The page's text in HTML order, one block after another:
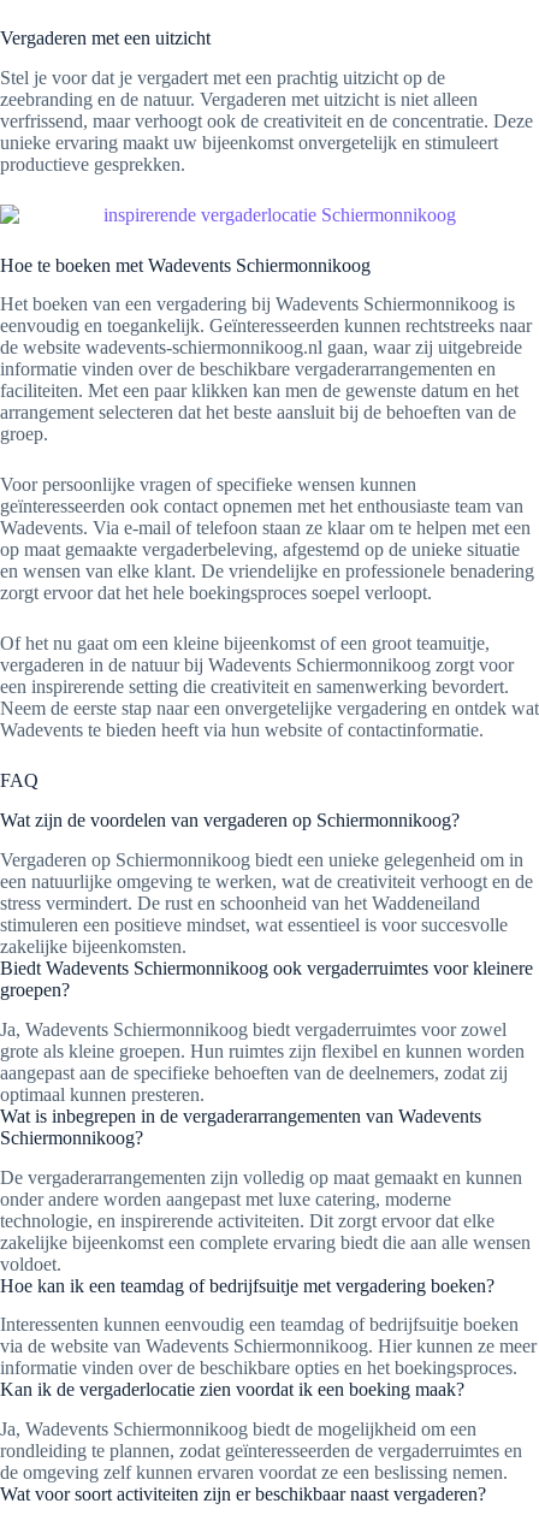
Vergaderen met een uitzicht
Stel je voor dat je vergadert met een prachtig uitzicht op de
zeebranding en de natuur. Vergaderen met uitzicht is niet alleen
verfrissend, maar verhoogt ook de creativiteit en de concentratie. Deze
unieke ervaring maakt uw bijeenkomst onvergetelijk en stimuleert
productieve gesprekken.
Hoe te boeken met Wadevents Schiermonnikoog
Het boeken van een vergadering bij Wadevents Schiermonnikoog is
eenvoudig en toegankelijk. Geïnteresseerden kunnen rechtstreeks naar
de website wadevents-schiermonnikoog.nl gaan, waar zij uitgebreide
informatie vinden over de beschikbare vergaderarrangementen en
faciliteiten. Met een paar klikken kan men de gewenste datum en het
arrangement selecteren dat het beste aansluit bij de behoeften van de
groep.
Voor persoonlijke vragen of specifieke wensen kunnen
geïnteresseerden ook contact opnemen met het enthousiaste team van
Wadevents. Via e-mail of telefoon staan ze klaar om te helpen met een
op maat gemaakte vergaderbeleving, afgestemd op de unieke situatie
en wensen van elke klant. De vriendelijke en professionele benadering
zorgt ervoor dat het hele boekingsproces soepel verloopt.
Of het nu gaat om een kleine bijeenkomst of een groot teamuitje,
vergaderen in de natuur bij Wadevents Schiermonnikoog zorgt voor
een inspirerende setting die creativiteit en samenwerking bevordert.
Neem de eerste stap naar een onvergetelijke vergadering en ontdek wat
Wadevents te bieden heeft via hun website of contactinformatie.
FAQ
Wat zijn de voordelen van vergaderen op Schiermonnikoog?
Vergaderen op Schiermonnikoog biedt een unieke gelegenheid om in
een natuurlijke omgeving te werken, wat de creativiteit verhoogt en de
stress vermindert. De rust en schoonheid van het Waddeneiland
stimuleren een positieve mindset, wat essentieel is voor succesvolle
zakelijke bijeenkomsten.
Biedt Wadevents Schiermonnikoog ook vergaderruimtes voor kleinere
groepen?
Ja, Wadevents Schiermonnikoog biedt vergaderruimtes voor zowel
grote als kleine groepen. Hun ruimtes zijn flexibel en kunnen worden
aangepast aan de specifieke behoeften van de deelnemers, zodat zij
optimaal kunnen presteren.
Wat is inbegrepen in de vergaderarrangementen van Wadevents
Schiermonnikoog?
De vergaderarrangementen zijn volledig op maat gemaakt en kunnen
onder andere worden aangepast met luxe catering, moderne
technologie, en inspirerende activiteiten. Dit zorgt ervoor dat elke
zakelijke bijeenkomst een complete ervaring biedt die aan alle wensen
voldoet.
Hoe kan ik een teamdag of bedrijfsuitje met vergadering boeken?
Interessenten kunnen eenvoudig een teamdag of bedrijfsuitje boeken
via de website van Wadevents Schiermonnikoog. Hier kunnen ze meer
informatie vinden over de beschikbare opties en het boekingsproces.
Kan ik de vergaderlocatie zien voordat ik een boeking maak?
Ja, Wadevents Schiermonnikoog biedt de mogelijkheid om een
rondleiding te plannen, zodat geïnteresseerden de vergaderruimtes en
de omgeving zelf kunnen ervaren voordat ze een beslissing nemen.
Wat voor soort activiteiten zijn er beschikbaar naast vergaderen?